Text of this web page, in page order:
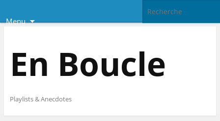
Menu
En Boucle
Playlists & Anecdotes